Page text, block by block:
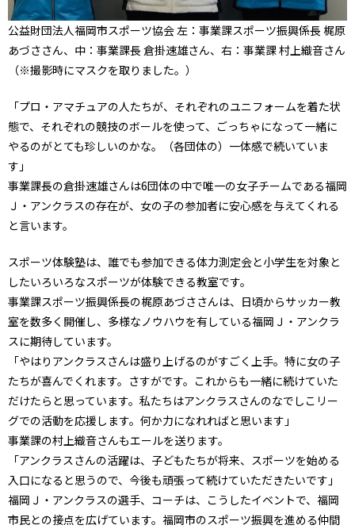
公益財団法人福岡市スポーツ協会 左：事業課スポーツ振興係長 梶原
あづささん、中：事業課長 倉掛速雄さん、右：事業課 村上織音さん
（※撮影時にマスクを取りました。）
「プロ・アマチュアの人たちが、それぞれのユニフォームを着た状
態で、それぞれの競技のボールを使って、ごっちゃになって一緒に
やるのがとても珍しいのかな。（各団体の）一体感で続いていま
す」
事業課長の倉掛速雄さんは6団体の中で唯一の女子チームである福岡
Ｊ・アンクラスの存在が、女の子の参加者に安心感を与えてくれる
と言います。
スポーツ体験塾は、誰でも参加できる体力測定会と小学生を対象と
したいろいろなスポーツが体験できる教室です。
事業課スポーツ振興係長の梶原あづささんは、日頃からサッカー教
室を数多く開催し、多様なノウハウを有している福岡Ｊ・アンクラ
スに期待しています。
「やはりアンクラスさんは盛り上げるのがすごく上手。特に女の子
たちが喜んでくれます。さすがです。これからも一緒に続けていた
だけたらと思っています。私たちはアンクラスさんのなでしこリー
グでの活動を応援します。何か力になれればと思います」
事業課の村上織音さんもエールを送ります。
「アンクラスさんの活躍は、子どもたちが将来、スポーツを始める
入口になると思うので、今後も頑張って続けていただきたいです」
福岡Ｊ・アンクラスの選手、コーチは、こうしたイベントで、福岡
市民との接点を広げています。福岡市のスポーツ振興を進める仲間